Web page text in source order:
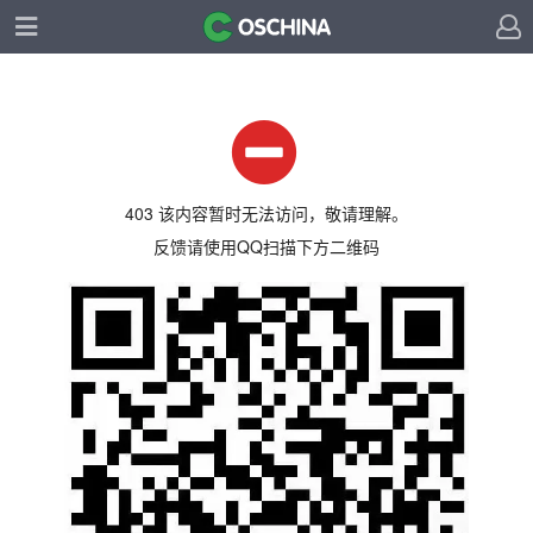
403 该内容暂时无法访问，敬请理解。
反馈请使用QQ扫描下方二维码